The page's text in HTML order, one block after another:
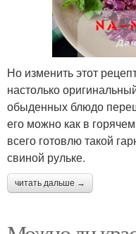
Но изменить этот
настолько
обыденных блюдо
его можно как в
всего готовлю такой
свиной рульке.
читать дальше →